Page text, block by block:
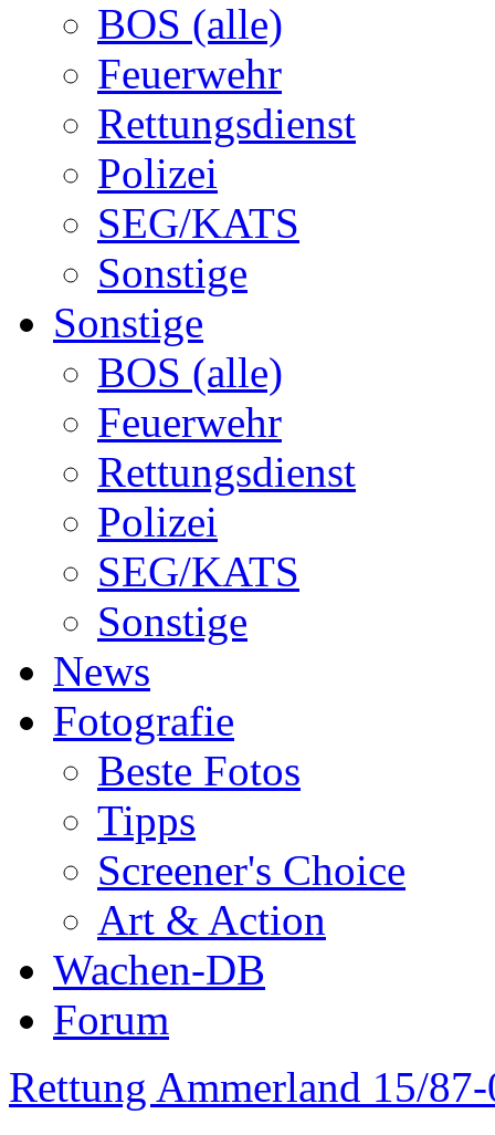
BOS (alle)
Feuerwehr
Rettungsdienst
Polizei
SEG/KATS
Sonstige
Sonstige
BOS (alle)
Feuerwehr
Rettungsdienst
Polizei
SEG/KATS
Sonstige
News
Fotografie
Beste Fotos
Tipps
Screener's Choice
Art & Action
Wachen-DB
Forum
Rettung Ammerland 15/